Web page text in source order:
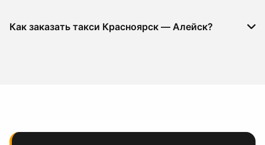
Как заказать такси Красноярск — Алейск?